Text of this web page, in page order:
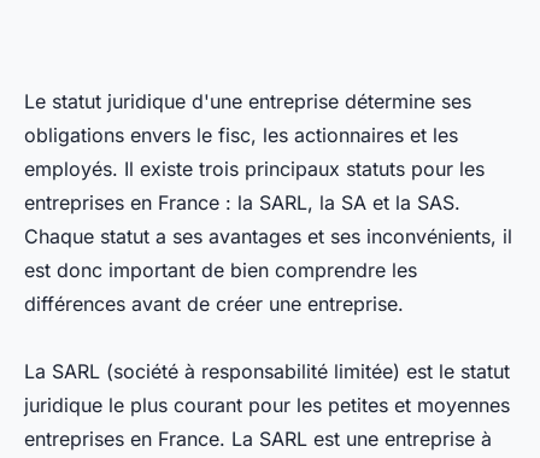
Le statut juridique d'une entreprise détermine ses
obligations envers le fisc, les actionnaires et les
employés. Il existe trois principaux statuts pour les
entreprises en France : la SARL, la SA et la SAS.
Chaque statut a ses avantages et ses inconvénients, il
est donc important de bien comprendre les
différences avant de créer une entreprise.
La SARL (société à responsabilité limitée) est le statut
juridique le plus courant pour les petites et moyennes
entreprises en France. La SARL est une entreprise à